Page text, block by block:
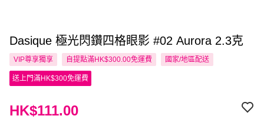
Dasique 極光閃鑽四格眼影 #02 Aurora 2.3克
VIP尊享獨享 自提點滿HK$300.00免運費 國家/地區配送
送上門滿HK$300免運費
HK$111.00